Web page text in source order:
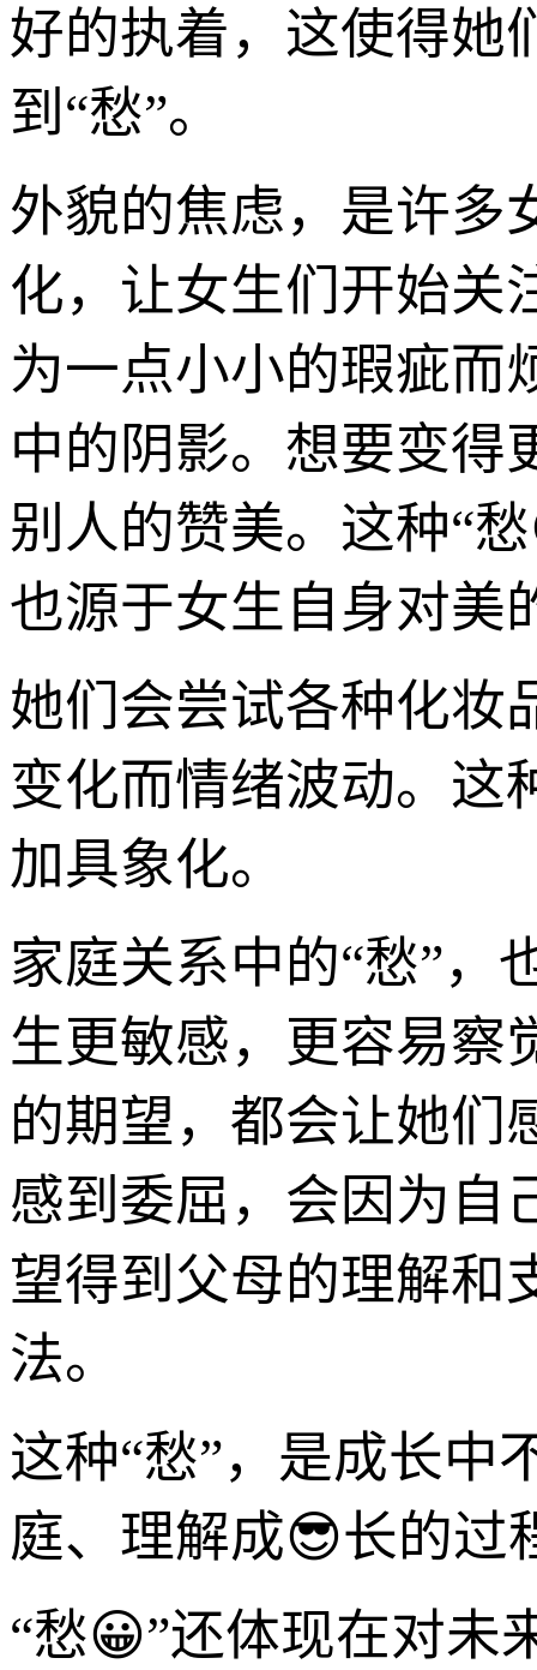
好的执着，这使得她
到“愁”。
外貌的焦虑，是许多
化，让女生们开始关
为一点小小的瑕疵而
中的阴影。想要变得
别人的赞美。这种“
也源于女生自身对美
她们会尝试各种化妆
变化而情绪波动。这
加具象化。
家庭关系中的“愁”，
生更敏感，更容易察
的期望，都会让她们
感到委屈，会因为自
望得到父母的理解和
法。
这种“愁”，是成长中
庭、理解成😎长的过
“愁😀”还体现在对未